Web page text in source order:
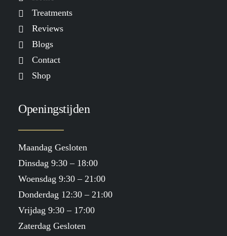
Treatments
Reviews
Blogs
Contact
Shop
Openingstijden
Maandag Gesloten
Dinsdag 9:30 – 18:00
Woensdag 9:30 – 21:00
Donderdag 12:30 – 21:00
Vrijdag 9:30 – 17:00
Zaterdag Gesloten